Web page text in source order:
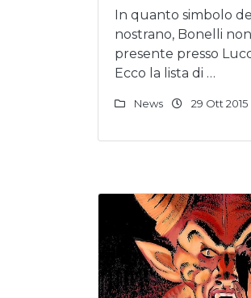
In quanto simbolo
nostrano, Bonelli
presente presso
Ecco la lista di …
News 29 Ott 2015